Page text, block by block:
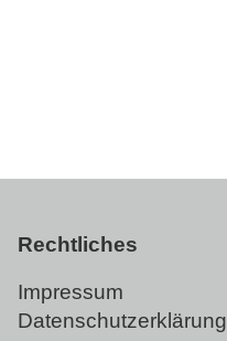
Rechtliches
Impressum
Datenschutzerklärung